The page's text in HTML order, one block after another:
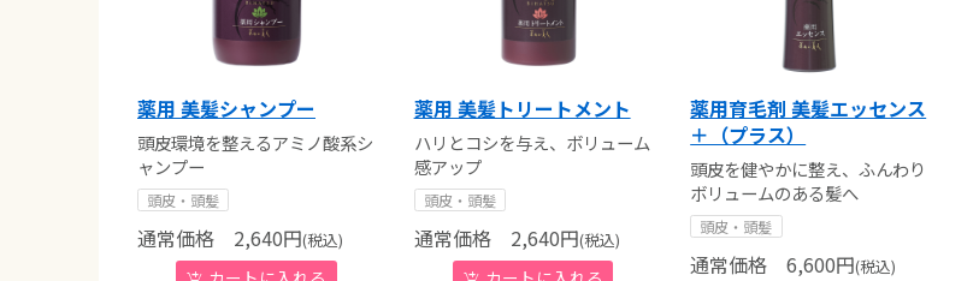
薬用 美髪シャンプー
頭皮環境を整えるアミノ酸系シ
ャンプー
頭皮・頭髪
通常価格 2,640円(税込)
薬用 美髪トリートメント
ハリとコシを与え、ボリューム
感アップ
頭皮・頭髪
通常価格2,640円(税込)
薬用育毛剤 美髪エッセンス
＋（プラス）
頭皮を健やかに整え、ふんわり
ボリュームのある髪へ
頭皮・頭髪
通常価格 6,600円(税込)